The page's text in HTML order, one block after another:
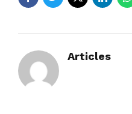
Articles